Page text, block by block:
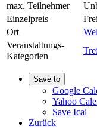
max. Teilnehmer
Einzelpreis
Frei
Ort
Veranstaltungs-
Kategorien
Save to
Google
Yahoo
Save Ical
Zurück